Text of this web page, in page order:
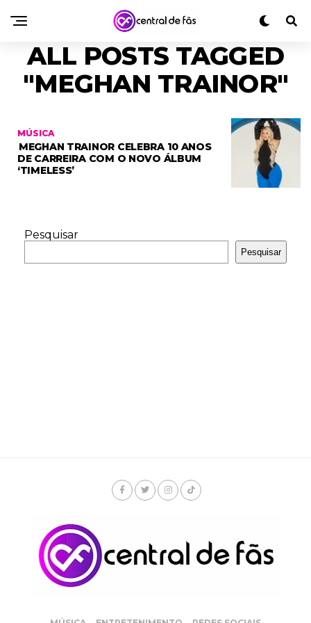
ALL POSTS TAGGED
"MEGHAN TRAINOR"
MÚSICA
MEGHAN TRAINOR CELEBRA 10 ANOS
DE CARREIRA COM O NOVO ÁLBUM
‘TIMELESS’
Pesquisar
Pesquisar